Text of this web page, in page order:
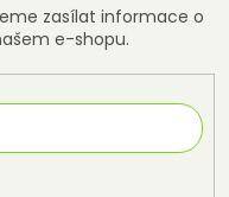
zasílat informace o
e-shopu.